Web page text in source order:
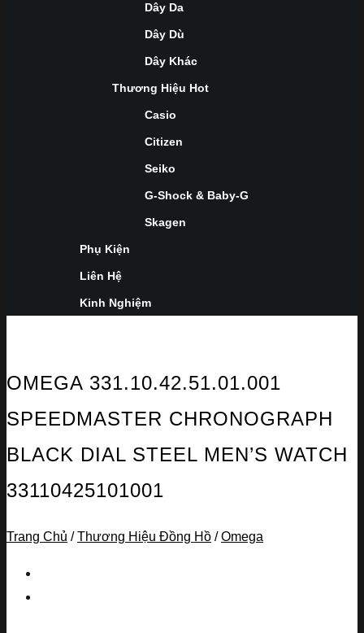
Dây Da
Dây Dù
Dây Khác
Thương Hiệu Hot
Casio
Citizen
Seiko
G-Shock & Baby-G
Skagen
Phụ Kiện
Liên Hệ
Kinh Nghiệm
OMEGA 331.10.42.51.01.001
SPEEDMASTER CHRONOGRAPH
BLACK DIAL STEEL MEN’S WATCH
33110425101001
Trang Chủ / Thương Hiệu Đồng Hồ / Omega